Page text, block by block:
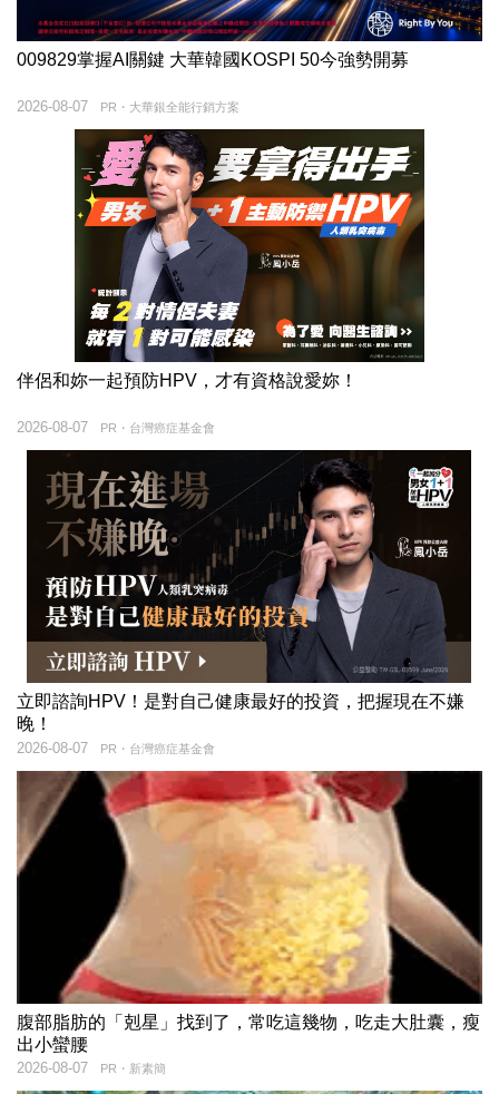
009829掌握AI關鍵 大華韓國KOSPI 50今強勢開募
PR・大華銀全能行銷方案
2026-08-07
伴侶和妳一起預防HPV，才有資格說愛妳！
PR・台灣癌症基金會
2026-08-07
立即諮詢HPV！是對自己健康最好的投資，把握現在不嫌
晚！
PR・台灣癌症基金會
2026-08-07
腹部脂肪的「剋星」找到了，常吃這幾物，吃走大肚囊，瘦
出小蠻腰
PR・新素簡
2026-08-07